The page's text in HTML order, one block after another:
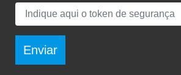
Enviar